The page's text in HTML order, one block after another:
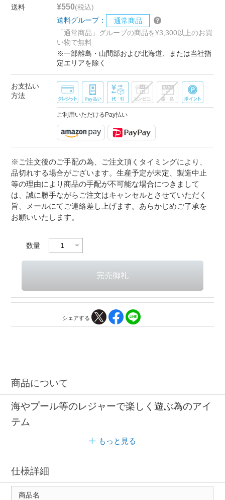
送料 ¥550(税込)
送料グループ：
通常商品
「通常商品」グループの商品を¥3,300以上のお買
い物で無料
※一部離島・山間部および北海道、または当社指
定エリアを除く
お支払い
方法
ご利用いただけるPay払い
※ご注文後のご手配の為、ご注文頂くタイミングにより、
品切れする場合がございます。生産予定が未定、製造中止
等の理由により商品の手配が不可能な場合につきまして
は、誠に勝手ながらご注文はキャンセルとさせていただく
旨、メールにてご連絡差し上げます。あらかじめご了承を
お願いいたします。
数量
シェアする
商品について
海やプール等のレジャーで楽しく遊ぶ為のアイ
テム
もっと見る
仕様詳細
商品名